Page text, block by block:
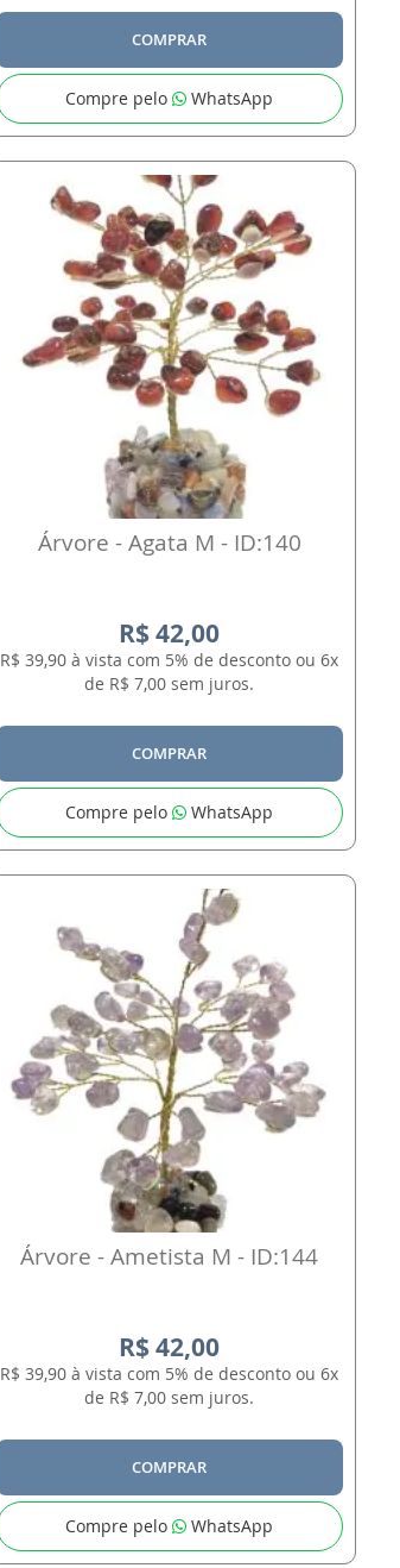
COMPRAR
Compre pelo WhatsApp
Árvore - Agata M - ID:140
R$ 42,00
R$ 39,90 à vista com 5% de desconto ou 6x
de R$ 7,00 sem juros.
COMPRAR
Compre pelo WhatsApp
Árvore - Ametista M - ID:144
R$ 42,00
R$ 39,90 à vista com 5% de desconto ou 6x
de R$ 7,00 sem juros.
COMPRAR
Compre pelo WhatsApp